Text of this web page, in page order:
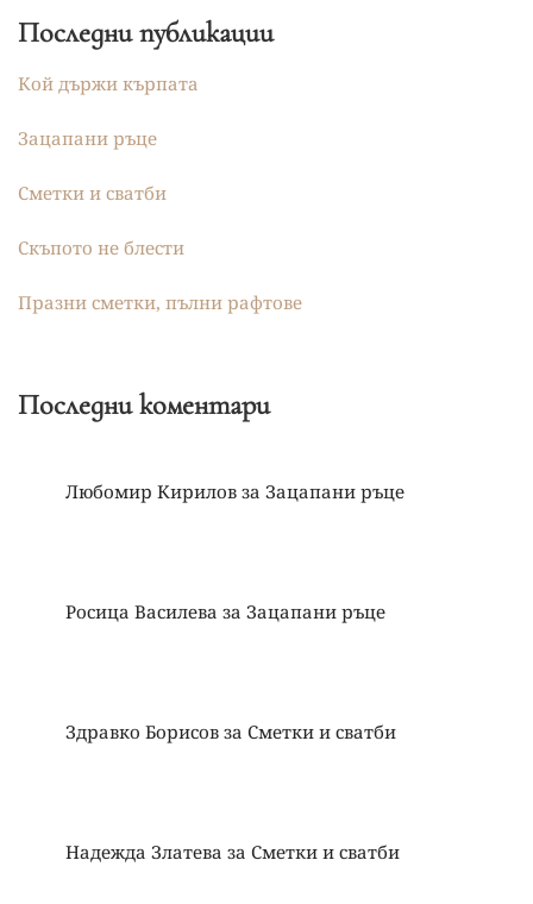
Последни публикации
Кой държи кърпата
Зацапани ръце
Сметки и сватби
Скъпото не блести
Празни сметки, пълни рафтове
Последни коментари
Любомир Кирилов за Зацапани ръце
Росица Василева за Зацапани ръце
Здравко Борисов за Сметки и сватби
Надежда Златева за Сметки и сватби